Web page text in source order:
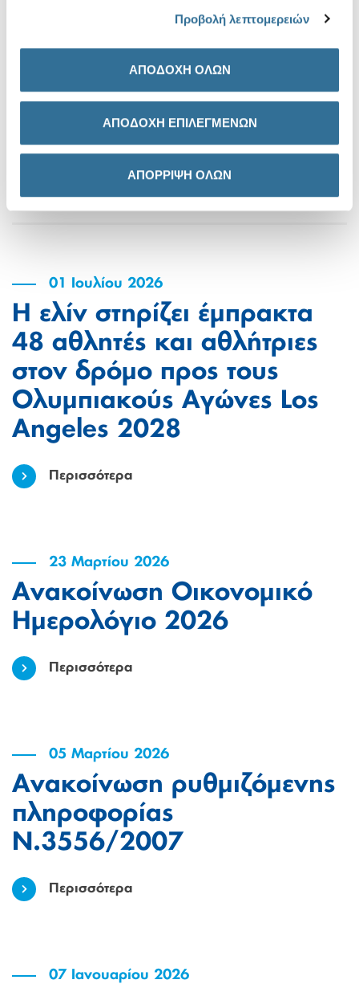
Προβολή λεπτομερειών
ΑΠΟΔΟΧΗ ΟΛΩΝ
ΑΠΟΔΟΧΗ ΕΠΙΛΕΓΜΕΝΩΝ
ΑΠΟΡΡΙΨΗ ΟΛΩΝ
καθώς και στην ιστοσελίδα του Χρηματιστηρίου
Αθηνώνwww.athex.grαπό την ίδια ημερομηνία.
Eννεαμήνου 2025
01 Ιουλίου 2026
Η ελίν στηρίζει έμπρακτα
48 αθλητές και αθλήτριες
στον δρόμο προς τους
Ολυμπιακούς Αγώνες Los
Angeles 2028
Περισσότερα
23 Μαρτίου 2026
Ανακοίνωση Οικονομικό
Ημερολόγιο 2026
Περισσότερα
05 Μαρτίου 2026
Ανακοίνωση ρυθμιζόμενης
πληροφορίας
Ν.3556/2007
Περισσότερα
07 Ιανουαρίου 2026